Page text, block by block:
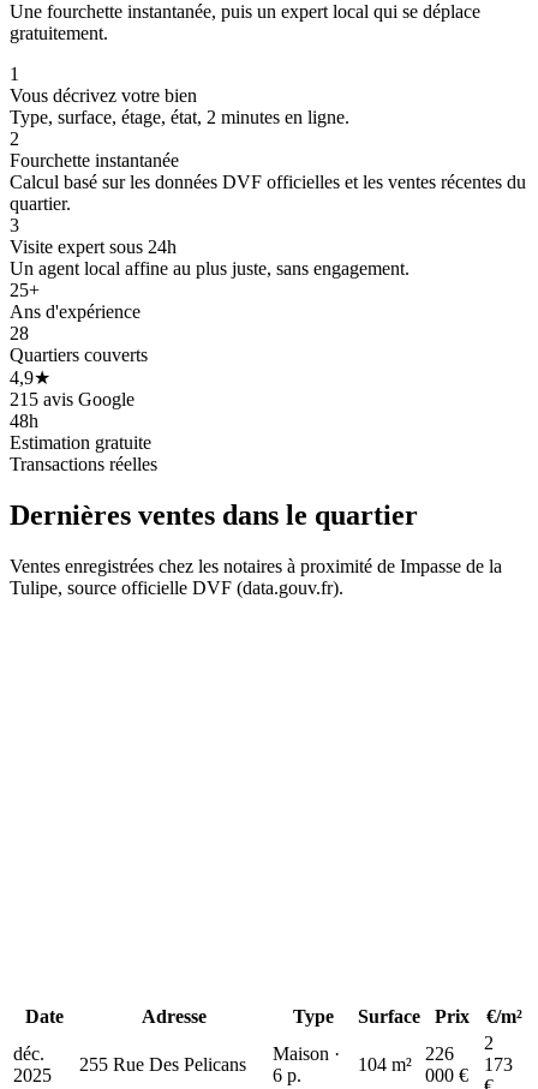
Une fourchette instantanée, puis un expert local qui se déplace
gratuitement.
1
Vous décrivez votre bien
Type, surface, étage, état, 2 minutes en ligne.
2
Fourchette instantanée
Calcul basé sur les données DVF officielles et les ventes récentes du
quartier.
3
Visite expert sous 24h
Un agent local affine au plus juste, sans engagement.
25+
Ans d'expérience
28
Quartiers couverts
4,9★
215 avis Google
48h
Estimation gratuite
Transactions réelles
Dernières ventes dans le quartier
Ventes enregistrées chez les notaires à proximité de Impasse de la
Tulipe, source officielle DVF (data.gouv.fr).
Date Adresse Type Surface Prix
€/m²
déc.
2025
255 Rue Des Pelicans
Maison ·
6 p.
104 m²
226
000 €
2
173